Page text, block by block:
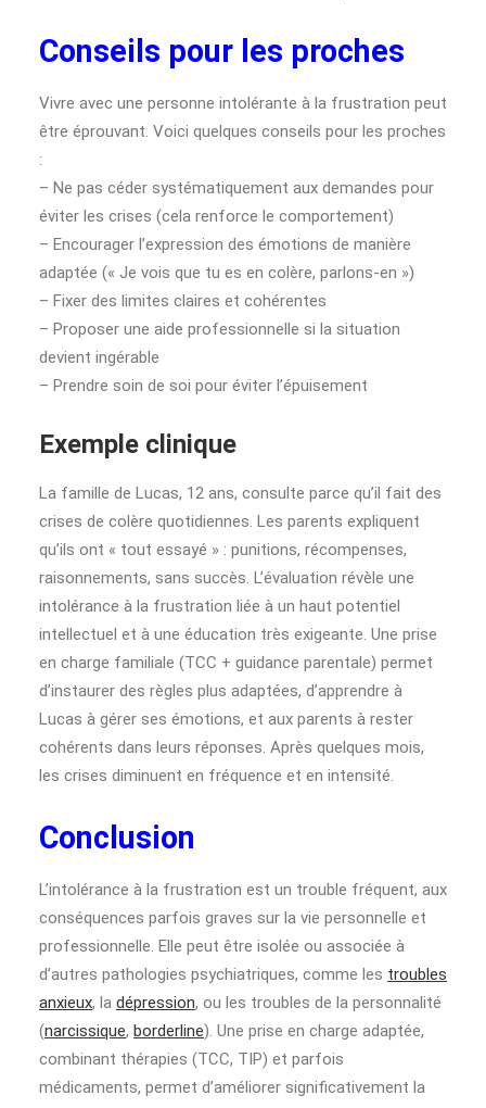
Conseils pour les proches
Vivre avec une personne intolérante à la frustration peut
être éprouvant. Voici quelques conseils pour les proches
:
– Ne pas céder systématiquement aux demandes pour
éviter les crises (cela renforce le comportement)
– Encourager l’expression des émotions de manière
adaptée (« Je vois que tu es en colère, parlons-en »)
– Fixer des limites claires et cohérentes
– Proposer une aide professionnelle si la situation
devient ingérable
– Prendre soin de soi pour éviter l’épuisement
Exemple clinique
La famille de Lucas, 12 ans, consulte parce qu’il fait des
crises de colère quotidiennes. Les parents expliquent
qu’ils ont « tout essayé » : punitions, récompenses,
raisonnements, sans succès. L’évaluation révèle une
intolérance à la frustration liée à un haut potentiel
intellectuel et à une éducation très exigeante. Une prise
en charge familiale (TCC + guidance parentale) permet
d’instaurer des règles plus adaptées, d’apprendre à
Lucas à gérer ses émotions, et aux parents à rester
cohérents dans leurs réponses. Après quelques mois,
les crises diminuent en fréquence et en intensité.
Conclusion
L’intolérance à la frustration est un trouble fréquent, aux
conséquences parfois graves sur la vie personnelle et
professionnelle. Elle peut être isolée ou associée à
d’autres pathologies psychiatriques, comme les troubles
anxieux, la dépression, ou les troubles de la personnalité
(narcissique, borderline). Une prise en charge adaptée,
combinant thérapies (TCC, TIP) et parfois
médicaments, permet d’améliorer significativement la